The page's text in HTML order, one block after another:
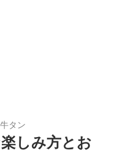
牛タン
しみ方とお